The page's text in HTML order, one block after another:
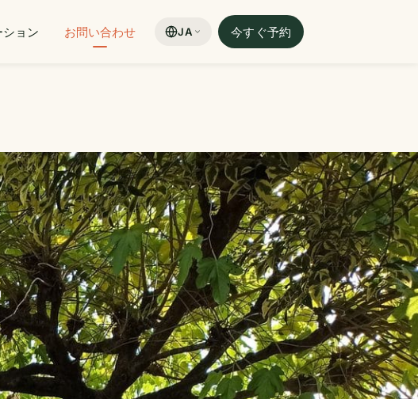
ション お問い合わせ JA 今すぐ予約